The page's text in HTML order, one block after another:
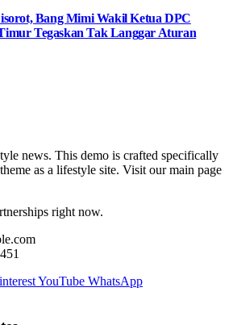
Bang Mimi Wakil Ketua DPC
Tegaskan Tak Langgar Aturan
news. This demo is crafted specifically
as a lifestyle site. Visit our main page
right now.
YouTube WhatsApp